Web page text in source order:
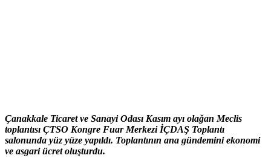
Çanakkale Ticaret ve Sanayi Odası Kasım ayı olağan Meclis
toplantısı ÇTSO Kongre Fuar Merkezi İÇDAŞ Toplantı
salonunda yüz yüze yapıldı. Toplantının ana gündemini ekonomi
ve asgari ücret oluşturdu.